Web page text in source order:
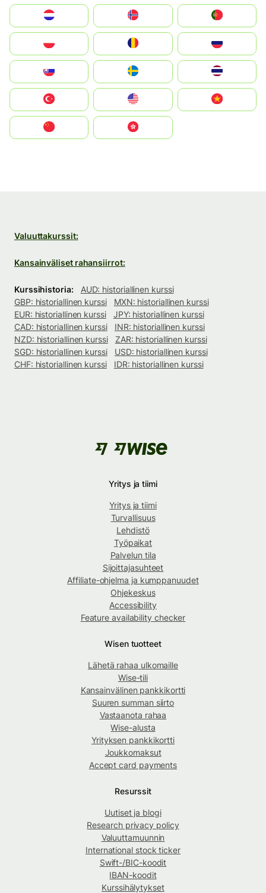
United States
中國香港特別行政區
Valuuttakurssit:
Kansainväliset rahansiirrot:
Kurssihistoria:
AUD: historiallinen kurssi
GBP: historiallinen kurssi
MXN: historiallinen kurssi
EUR: historiallinen kurssi
JPY: historiallinen kurssi
CAD: historiallinen kurssi
INR: historiallinen kurssi
NZD: historiallinen kurssi
ZAR: historiallinen kurssi
SGD: historiallinen kurssi
USD: historiallinen kurssi
CHF: historiallinen kurssi
IDR: historiallinen kurssi
Yritys ja tiimi
Yritys ja tiimi
Turvallisuus
Lehdistö
Työpaikat
Palvelun tila
Sijoittajasuhteet
Affiliate-ohjelma ja kumppanuudet
Ohjekeskus
Accessibility
Feature availability checker
Wisen tuotteet
Lähetä rahaa ulkomaille
Wise-tili
Kansainvälinen pankkikortti
Suuren summan siirto
Vastaanota rahaa
Wise-alusta
Yrityksen pankkikortti
Joukkomaksut
Accept card payments
Resurssit
Uutiset ja blogi
Research privacy policy
Valuuttamuunnin
International stock ticker
Swift-/BIC-koodit
IBAN-koodit
Kurssihälytykset